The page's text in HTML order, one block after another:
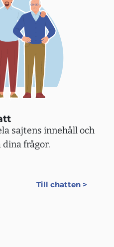
sajtens innehåll och
dina frågor.
Till chatten >